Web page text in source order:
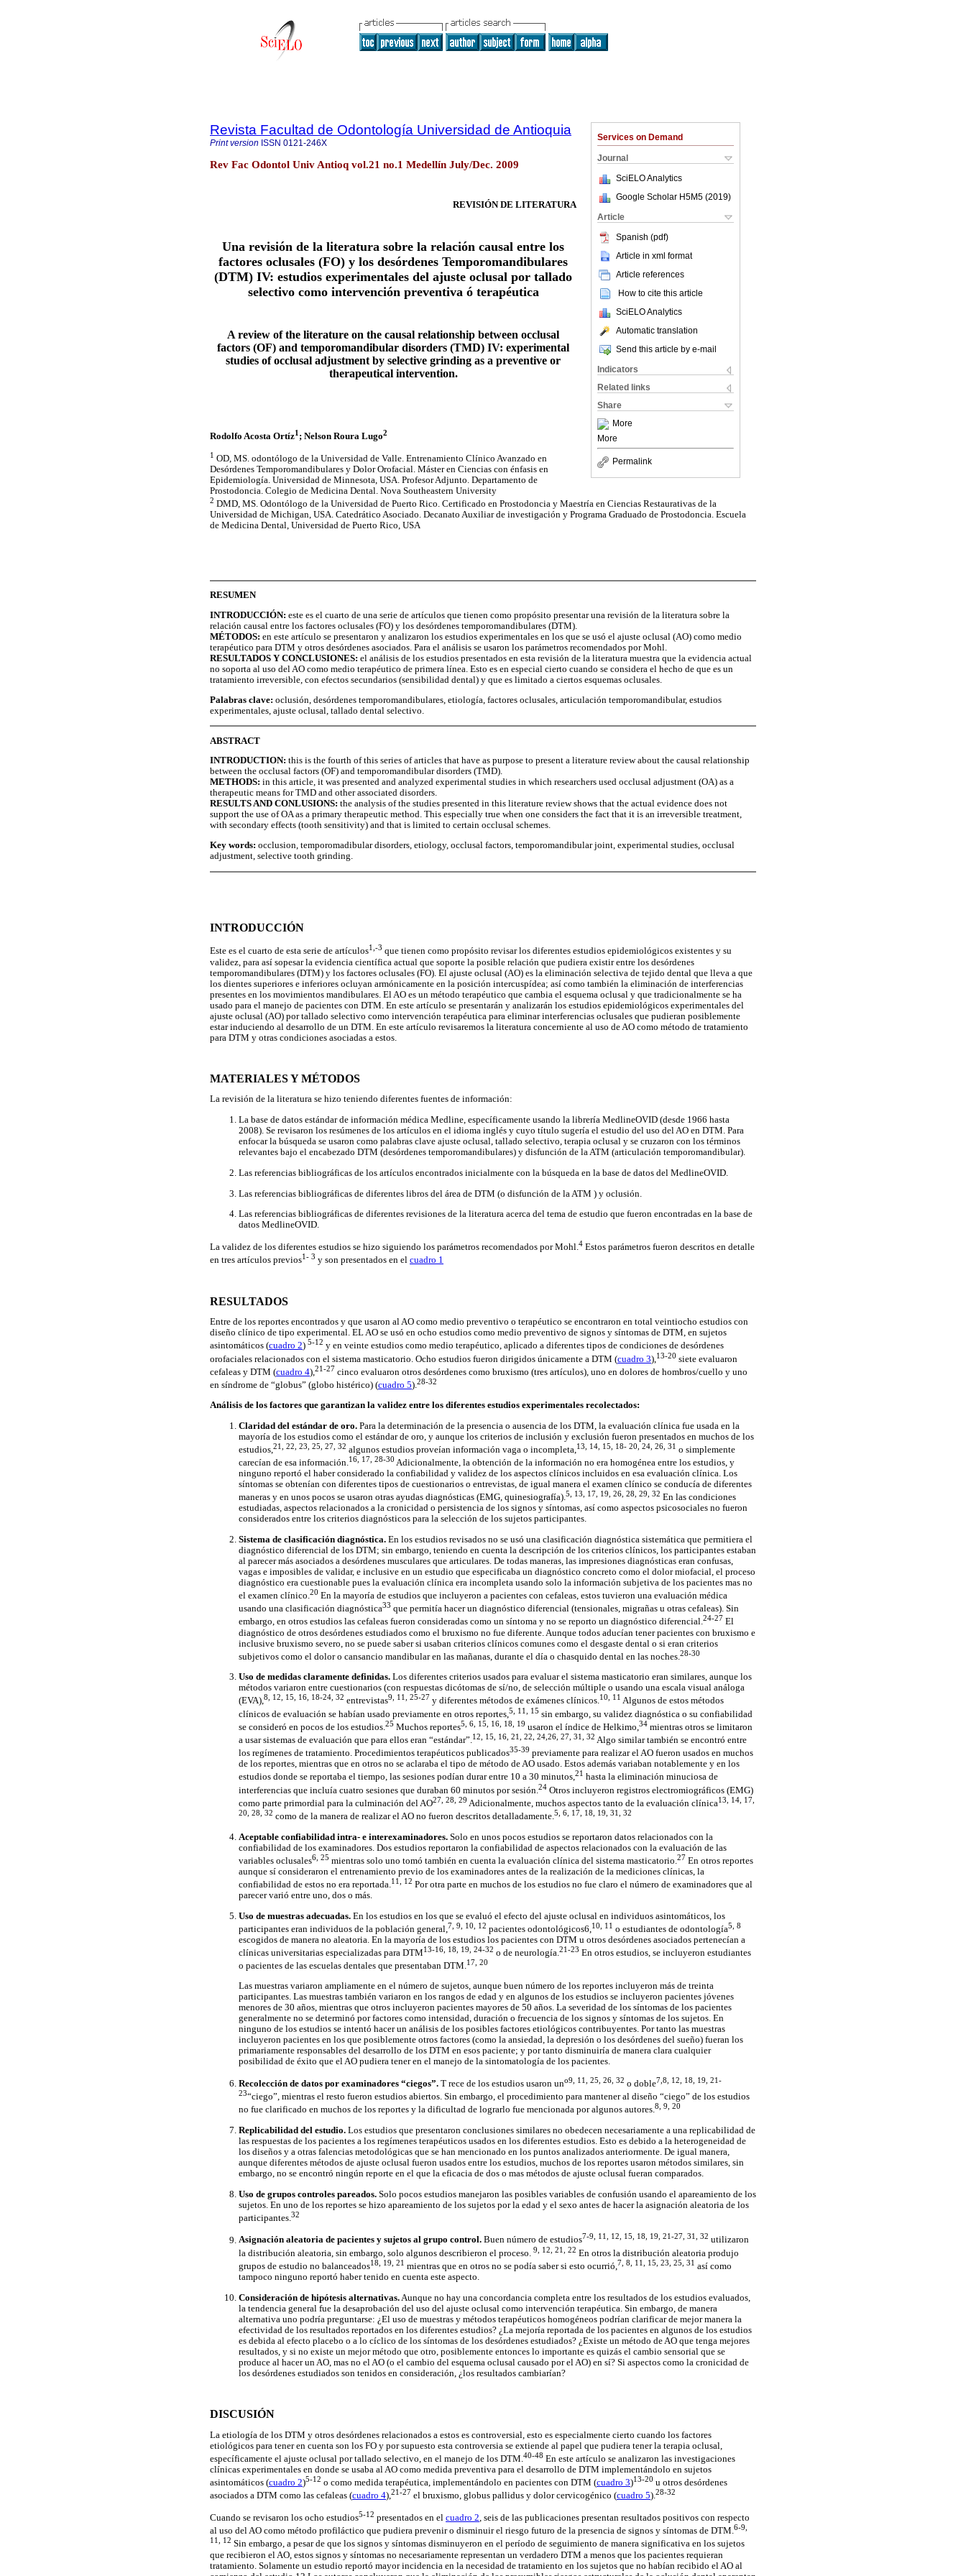
Services on Demand
Journal
SciELO Analytics
Google Scholar H5M5 (2019)
Article
Spanish (pdf)
Article in xml format
Article references
How to cite this article
SciELO Analytics
Automatic translation
Send this article by e-mail
Indicators
Related links
Share
More
More
Permalink
Revista Facultad de Odontología Universidad de Antioquia
Print version ISSN 0121-246X
Rev Fac Odontol Univ Antioq vol.21 no.1 Medellín July/Dec. 2009
REVISIÓN DE LITERATURA
Una revisión de la literatura sobre la relación causal entre los
factores oclusales (FO) y los desórdenes Temporomandibulares
(DTM) IV: estudios experimentales del ajuste oclusal por tallado
selectivo como intervención preventiva ó terapéutica
A review of the literature on the causal relationship between occlusal
factors (OF) and temporomandibular disorders (TMD) IV: experimental
studies of occlusal adjustment by selective grinding as a preventive or
therapeutical intervention.
Rodolfo Acosta Ortíz1 ; Nelson Roura Lugo2
1 OD, MS. odontólogo de la Universidad de Valle. Entrenamiento Clínico Avanzado en
Desórdenes Temporomandibulares y Dolor Orofacial. Máster en Ciencias con énfasis en
Epidemiología. Universidad de Minnesota, USA. Profesor Adjunto. Departamento de
Prostodoncia. Colegio de Medicina Dental. Nova Southeastern University
2 DMD, MS. Odontólogo de la Universidad de Puerto Rico. Certificado en Prostodoncia y Maestría en Ciencias Restaurativas de la
Universidad de Michigan, USA. Catedrático Asociado. Decanato Auxiliar de investigación y Programa Graduado de Prostodoncia. Escuela
de Medicina Dental, Universidad de Puerto Rico, USA
RESUMEN
INTRODUCCIÓN: este es el cuarto de una serie de artículos que tienen como propósito presentar una revisión de la literatura sobre la
relación causal entre los factores oclusales (FO) y los desórdenes temporomandibulares (DTM).
MÉTODOS: en este artículo se presentaron y analizaron los estudios experimentales en los que se usó el ajuste oclusal (AO) como medio
terapéutico para DTM y otros desórdenes asociados. Para el análisis se usaron los parámetros recomendados por Mohl.
RESULTADOS Y CONCLUSIONES: el análisis de los estudios presentados en esta revisión de la literatura muestra que la evidencia actual
no soporta al uso del AO como medio terapéutico de primera línea. Esto es en especial cierto cuando se considera el hecho de que es un
tratamiento irreversible, con efectos secundarios (sensibilidad dental) y que es limitado a ciertos esquemas oclusales.
Palabras clave: oclusión, desórdenes temporomandibulares, etiología, factores oclusales, articulación temporomandibular, estudios
experimentales, ajuste oclusal, tallado dental selectivo.
ABSTRACT
INTRODUCTION: this is the fourth of this series of articles that have as purpose to present a literature review about the causal relationship
between the occlusal factors (OF) and temporomandibular disorders (TMD).
METHODS: in this article, it was presented and analyzed experimental studies in which researchers used occlusal adjustment (OA) as a
therapeutic means for TMD and other associated disorders.
RESULTS AND CONLUSIONS: the analysis of the studies presented in this literature review shows that the actual evidence does not
support the use of OA as a primary therapeutic method. This especially true when one considers the fact that it is an irreversible treatment,
with secondary effects (tooth sensitivity) and that is limited to certain occlusal schemes.
Key words: occlusion, temporomadibular disorders, etiology, occlusal factors, temporomandibular joint, experimental studies, occlusal
adjustment, selective tooth grinding.
INTRODUCCIÓN
Este es el cuarto de esta serie de artículos1,-3 que tienen como propósito revisar los diferentes estudios epidemiológicos existentes y su
validez, para así sopesar la evidencia científica actual que soporte la posible relación que pudiera existir entre los desórdenes
temporomandibulares (DTM) y los factores oclusales (FO). El ajuste oclusal (AO) es la eliminación selectiva de tejido dental que lleva a que
los dientes superiores e inferiores ocluyan armónicamente en la posición intercuspídea; así como también la eliminación de interferencias
presentes en los movimientos mandibulares. El AO es un método terapéutico que cambia el esquema oclusal y que tradicionalmente se ha
usado para el manejo de pacientes con DTM. En este artículo se presentarán y analizarán los estudios epidemiológicos experimentales del
ajuste oclusal (AO) por tallado selectivo como intervención terapéutica para eliminar interferencias oclusales que pudieran posiblemente
estar induciendo al desarrollo de un DTM. En este artículo revisaremos la literatura concerniente al uso de AO como método de tratamiento
para DTM y otras condiciones asociadas a estos.
MATERIALES Y MÉTODOS
La revisión de la literatura se hizo teniendo diferentes fuentes de información:
La base de datos estándar de información médica Medline, específicamente usando la librería MedlineOVID (desde 1966 hasta
2008). Se revisaron los resúmenes de los artículos en el idioma inglés y cuyo título sugería el estudio del uso del AO en DTM. Para
enfocar la búsqueda se usaron como palabras clave ajuste oclusal, tallado selectivo, terapia oclusal y se cruzaron con los términos
relevantes bajo el encabezado DTM (desórdenes temporomandibulares) y disfunción de la ATM (articulación temporomandibular).
Las referencias bibliográficas de los artículos encontrados inicialmente con la búsqueda en la base de datos del MedlineOVID.
Las referencias bibliográficas de diferentes libros del área de DTM (o disfunción de la ATM ) y oclusión.
Las referencias bibliográficas de diferentes revisiones de la literatura acerca del tema de estudio que fueron encontradas en la base de
datos MedlineOVID.
La validez de los diferentes estudios se hizo siguiendo los parámetros recomendados por Mohl.4 Estos parámetros fueron descritos en detalle
en tres artículos previos1- 3 y son presentados en el cuadro 1
RESULTADOS
Entre de los reportes encontrados y que usaron al AO como medio preventivo o terapéutico se encontraron en total veintiocho estudios con
diseño clínico de tipo experimental. EL AO se usó en ocho estudios como medio preventivo de signos y síntomas de DTM, en sujetos
asintomáticos (cuadro 2) 5-12 y en veinte estudios como medio terapéutico, aplicado a diferentes tipos de condiciones de desórdenes
orofaciales relacionados con el sistema masticatorio. Ocho estudios fueron dirigidos únicamente a DTM (cuadro 3), 13-20 siete evaluaron
cefaleas y DTM (cuadro 4),21-27 cinco evaluaron otros desórdenes como bruxismo (tres artículos), uno en dolores de hombros/cuello y uno
en síndrome de “globus” (globo histérico) (cuadro 5).28-32
Análisis de los factores que garantizan la validez entre los diferentes estudios experimentales recolectados:
Claridad del estándar de oro. Para la determinación de la presencia o ausencia de los DTM, la evaluación clínica fue usada en la
mayoría de los estudios como el estándar de oro, y aunque los criterios de inclusión y exclusión fueron presentados en muchos de los
estudios,21, 22, 23, 25, 27, 32 algunos estudios proveían información vaga o incompleta,13, 14, 15, 18- 20, 24, 26, 31 o simplemente
carecían de esa información.16, 17, 28-30 Adicionalmente, la obtención de la información no era homogénea entre los estudios, y
ninguno reportó el haber considerado la confiabilidad y validez de los aspectos clínicos incluidos en esa evaluación clínica. Los
síntomas se obtenían con diferentes tipos de cuestionarios o entrevistas, de igual manera el examen clínico se conducía de diferentes
maneras y en unos pocos se usaron otras ayudas diagnósticas (EMG, quinesiografía).5, 13, 17, 19, 26, 28, 29, 32 En las condiciones
estudiadas, aspectos relacionados a la cronicidad o persistencia de los signos y síntomas, así como aspectos psicosociales no fueron
considerados entre los criterios diagnósticos para la selección de los sujetos participantes.
Sistema de clasificación diagnóstica. En los estudios revisados no se usó una clasificación diagnóstica sistemática que permitiera el
diagnóstico diferencial de los DTM; sin embargo, teniendo en cuenta la descripción de los criterios clínicos, los participantes estaban
al parecer más asociados a desórdenes musculares que articulares. De todas maneras, las impresiones diagnósticas eran confusas,
vagas e imposibles de validar, e inclusive en un estudio que especificaba un diagnóstico concreto como el dolor miofacial, el proceso
diagnóstico era cuestionable pues la evaluación clínica era incompleta usando solo la información subjetiva de los pacientes mas no
el examen clínico.20 En la mayoría de estudios que incluyeron a pacientes con cefaleas, estos tuvieron una evaluación médica
usando una clasificación diagnóstica33 que permitía hacer un diagnóstico diferencial (tensionales, migrañas u otras cefaleas). Sin
embargo, en otros estudios las cefaleas fueron consideradas como un síntoma y no se reporto un diagnóstico diferencial.24-27 El
diagnóstico de otros desórdenes estudiados como el bruxismo no fue diferente. Aunque todos aducían tener pacientes con bruxismo e
inclusive bruxismo severo, no se puede saber si usaban criterios clínicos comunes como el desgaste dental o si eran criterios
subjetivos como el dolor o cansancio mandibular en las mañanas, durante el día o chasquido dental en las noches.28-30
Uso de medidas claramente definidas. Los diferentes criterios usados para evaluar el sistema masticatorio eran similares, aunque los
métodos variaron entre cuestionarios (con respuestas dicótomas de sí/no, de selección múltiple o usando una escala visual análoga
(EVA),8, 12, 15, 16, 18-24, 32 entrevistas9, 11, 25-27 y diferentes métodos de exámenes clínicos.10, 11 Algunos de estos métodos
clínicos de evaluación se habían usado previamente en otros reportes,5, 11, 15 sin embargo, su validez diagnóstica o su confiabilidad
se consideró en pocos de los estudios.25 Muchos reportes5, 6, 15, 16, 18, 19 usaron el índice de Helkimo,34 mientras otros se limitaron
a usar sistemas de evaluación que para ellos eran “estándar”.12, 15, 16, 21, 22, 24,26, 27, 31, 32 Algo similar también se encontró entre
los regímenes de tratamiento. Procedimientos terapéuticos publicados35-39 previamente para realizar el AO fueron usados en muchos
de los reportes, mientras que en otros no se aclaraba el tipo de método de AO usado. Estos además variaban notablemente y en los
estudios donde se reportaba el tiempo, las sesiones podían durar entre 10 a 30 minutos,21 hasta la eliminación minuciosa de
interferencias que incluía cuatro sesiones que duraban 60 minutos por sesión.24 Otros incluyeron registros electromiográficos (EMG)
como parte primordial para la culminación del AO27, 28, 29 Adicionalmente, muchos aspectos tanto de la evaluación clínica13, 14, 17,
20, 28, 32 como de la manera de realizar el AO no fueron descritos detalladamente.5, 6, 17, 18, 19, 31, 32
Aceptable confiabilidad intra- e interexaminadores. Solo en unos pocos estudios se reportaron datos relacionados con la
confiabilidad de los examinadores. Dos estudios reportaron la confiabilidad de aspectos relacionados con la evaluación de las
variables oclusales6, 25 mientras solo uno tomó también en cuenta la evaluación clínica del sistema masticatorio.27 En otros reportes
aunque sí consideraron el entrenamiento previo de los examinadores antes de la realización de la mediciones clínicas, la
confiabilidad de estos no era reportada.11, 12 Por otra parte en muchos de los estudios no fue claro el número de examinadores que al
parecer varió entre uno, dos o más.
Uso de muestras adecuadas. En los estudios en los que se evaluó el efecto del ajuste oclusal en individuos asintomáticos, los
participantes eran individuos de la población general,7, 9, 10, 12 pacientes odontológicos6,10, 11 o estudiantes de odontología5, 8
escogidos de manera no aleatoria. En la mayoría de los estudios los pacientes con DTM u otros desórdenes asociados pertenecían a
clínicas universitarias especializadas para DTM13-16, 18, 19, 24-32 o de neurología.21-23 En otros estudios, se incluyeron estudiantes
o pacientes de las escuelas dentales que presentaban DTM.17, 20
Las muestras variaron ampliamente en el número de sujetos, aunque buen número de los reportes incluyeron más de treinta
participantes. Las muestras también variaron en los rangos de edad y en algunos de los estudios se incluyeron pacientes jóvenes
menores de 30 años, mientras que otros incluyeron pacientes mayores de 50 años. La severidad de los síntomas de los pacientes
generalmente no se determinó por factores como intensidad, duración o frecuencia de los signos y síntomas de los sujetos. En
ninguno de los estudios se intentó hacer un análisis de los posibles factores etiológicos contribuyentes. Por tanto las muestras
incluyeron pacientes en los que posiblemente otros factores (como la ansiedad, la depresión o los desórdenes del sueño) fueran los
primariamente responsables del desarrollo de los DTM en esos paciente; y por tanto disminuiría de manera clara cualquier
posibilidad de éxito que el AO pudiera tener en el manejo de la sintomatología de los pacientes.
Recolección de datos por examinadores “ciegos”. T rece de los estudios usaron uno9, 11, 25, 26, 32 o doble7,8, 12, 18, 19, 21-
23“ciego”, mientras el resto fueron estudios abiertos. Sin embargo, el procedimiento para mantener al diseño “ciego” de los estudios
no fue clarificado en muchos de los reportes y la dificultad de lograrlo fue mencionada por algunos autores.8, 9, 20
Replicabilidad del estudio. Los estudios que presentaron conclusiones similares no obedecen necesariamente a una replicabilidad de
las respuestas de los pacientes a los regímenes terapéuticos usados en los diferentes estudios. Esto es debido a la heterogeneidad de
los diseños y a otras falencias metodológicas que se han mencionado en los puntos analizados anteriormente. De igual manera,
aunque diferentes métodos de ajuste oclusal fueron usados entre los estudios, muchos de los reportes usaron métodos similares, sin
embargo, no se encontró ningún reporte en el que la eficacia de dos o mas métodos de ajuste oclusal fueran comparados.
Uso de grupos controles pareados. Solo pocos estudios manejaron las posibles variables de confusión usando el apareamiento de los
sujetos. En uno de los reportes se hizo apareamiento de los sujetos por la edad y el sexo antes de hacer la asignación aleatoria de los
participantes. 32
Asignación aleatoria de pacientes y sujetos al grupo control. Buen número de estudios7-9, 11, 12, 15, 18, 19, 21-27, 31, 32 utilizaron
la distribución aleatoria, sin embargo, solo algunos describieron el proceso.
9, 12, 21, 22 En otros la distribución aleatoria produjo
grupos de estudio no balanceados18, 19, 21 mientras que en otros no se podía saber si esto ocurrió,7, 8, 11, 15, 23, 25, 31 así como
tampoco ninguno reportó haber tenido en cuenta este aspecto.
Consideración de hipótesis alternativas. Aunque no hay una concordancia completa entre los resultados de los estudios evaluados,
la tendencia general fue la desaprobación del uso del ajuste oclusal como intervención terapéutica. Sin embargo, de manera
alternativa uno podría preguntarse: ¿El uso de muestras y métodos terapéuticos homogéneos podrían clarificar de mejor manera la
efectividad de los resultados reportados en los diferentes estudios? ¿La mejoría reportada de los pacientes en algunos de los estudios
es debida al efecto placebo o a lo cíclico de los síntomas de los desórdenes estudiados? ¿Existe un método de AO que tenga mejores
resultados, y si no existe un mejor método que otro, posiblemente entonces lo importante es quizás el cambio sensorial que se
produce al hacer un AO, mas no el AO (o el cambio del esquema oclusal causado por el AO) en sí? Si aspectos como la cronicidad de
los desórdenes estudiados son tenidos en consideración, ¿los resultados cambiarían?
DISCUSIÓN
La etiología de los DTM y otros desórdenes relacionados a estos es controversial, esto es especialmente cierto cuando los factores
etiológicos para tener en cuenta son los FO y por supuesto esta controversia se extiende al papel que pudiera tener la terapia oclusal,
específicamente el ajuste oclusal por tallado selectivo, en el manejo de los DTM.40-48 En este artículo se analizaron las investigaciones
clínicas experimentales en donde se usaba al AO como medida preventiva para el desarrollo de DTM implementándolo en sujetos
asintomáticos (cuadro 2)5-12 o como medida terapéutica, implementándolo en pacientes con DTM (cuadro 3)13-20 u otros desórdenes
asociados a DTM como las cefaleas (cuadro 4),21-27 el bruxismo, globus pallidus y dolor cervicogénico (cuadro 5).28-32
Cuando se revisaron los ocho estudios5-12 presentados en el cuadro 2, seis de las publicaciones presentan resultados positivos con respecto
al uso del AO como método profiláctico que pudiera prevenir o disminuir el riesgo futuro de la presencia de signos y síntomas de DTM.6-9,
11, 12 Sin embargo, a pesar de que los signos y síntomas disminuyeron en el período de seguimiento de manera significativa en los sujetos
que recibieron el AO, estos signos y síntomas no necesariamente representan un verdadero DTM a menos que los pacientes requieran
tratamiento. Solamente un estudio reportó mayor incidencia en la necesidad de tratamiento en los sujetos que no habían recibido el AO al